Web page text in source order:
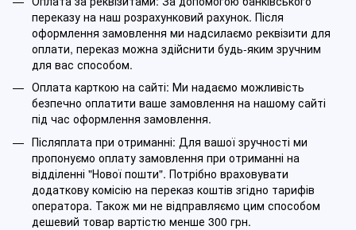
переказу на наш розрахунковий рахунок. Після
оформлення замовлення ми надсилаємо реквізити для
оплати, переказ можна здійснити будь-яким зручним
для вас способом.
Оплата карткою на сайті: Ми надаємо можливість
безпечно оплатити ваше замовлення на нашому сайті
під час оформлення замовлення.
Післяплата при отриманні: Для вашої зручності ми
пропонуємо оплату замовлення при отриманні на
відділенні "Нової пошти". Потрібно враховувати
додаткову комісію на переказ коштів згідно тарифів
оператора. Також ми не відправляємо цим способом
дешевий товар вартістю менше 300 грн.